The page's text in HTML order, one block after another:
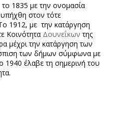
1835 με την ονομασία
υπήχθη στον τότε
1912, με την κατάργηση
Κοινότητα Δουνεΐκων της
μέχρι την κατάργηση των
των δήμων σύμφωνα με
1940 έλαβε τη σημερινή του